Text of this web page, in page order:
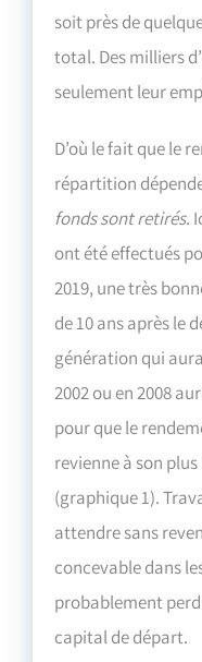
soit près de
total. Des milliers
seulement leur
D’où le fait que le
répartition
fonds sont retirés.
ont été effectués
2019, une très
de 10 ans après le
génération qui
2002 ou en 2008
pour que le
revienne à son
(graphique 1).
attendre sans
concevable dans
probablement
capital de départ.